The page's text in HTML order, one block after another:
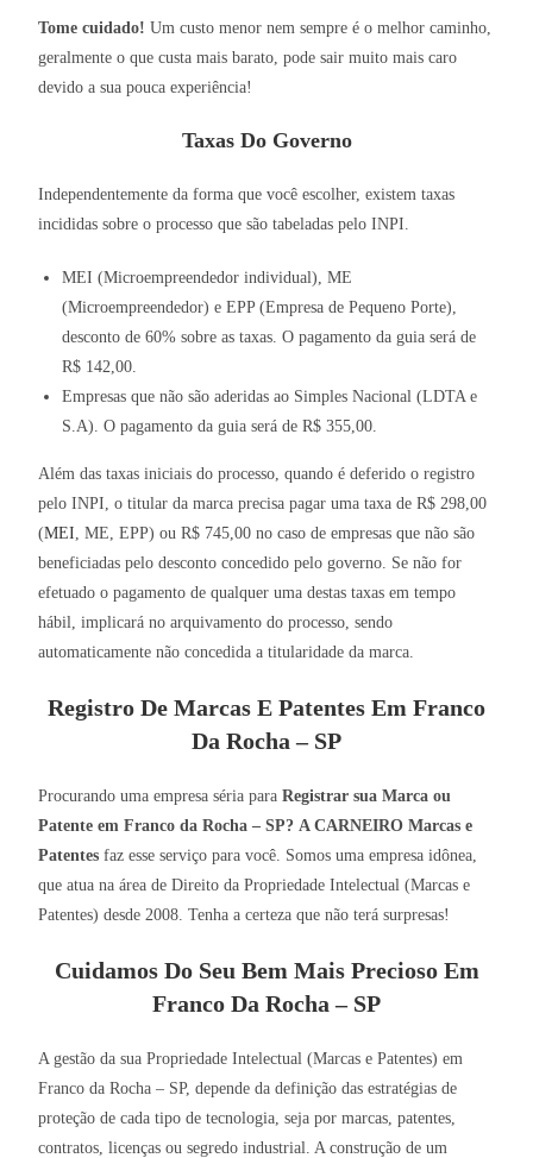
Tome cuidado! Um custo menor nem sempre é o melhor caminho,
geralmente o que custa mais barato, pode sair muito mais caro
devido a sua pouca experiência!
Taxas Do Governo
Independentemente da forma que você escolher, existem taxas
incididas sobre o processo que são tabeladas pelo INPI.
MEI (Microempreendedor individual), ME
(Microempreendedor) e EPP (Empresa de Pequeno Porte),
desconto de 60% sobre as taxas. O pagamento da guia será de
R$ 142,00.
Empresas que não são aderidas ao Simples Nacional (LDTA e
S.A). O pagamento da guia será de R$ 355,00.
Além das taxas iniciais do processo, quando é deferido o registro
pelo INPI, o titular da marca precisa pagar uma taxa de R$ 298,00
(MEI, ME, EPP) ou R$ 745,00 no caso de empresas que não são
beneficiadas pelo desconto concedido pelo governo. Se não for
efetuado o pagamento de qualquer uma destas taxas em tempo
hábil, implicará no arquivamento do processo, sendo
automaticamente não concedida a titularidade da marca.
Registro De Marcas E Patentes Em Franco
Da Rocha – SP
Procurando uma empresa séria paraRegistrar sua Marca ou
Patente em Franco da Rocha – SP? A CARNEIRO Marcas e
Patentes faz esse serviço para você. Somos uma empresa idônea,
que atua na área de Direito da Propriedade Intelectual (Marcas e
Patentes) desde 2008. Tenha a certeza que não terá surpresas!
Cuidamos Do Seu Bem Mais Precioso Em
Franco Da Rocha – SP
A gestão da sua Propriedade Intelectual (Marcas e Patentes) em
Franco da Rocha – SP, depende da definição das estratégias de
proteção de cada tipo de tecnologia, seja por marcas, patentes,
contratos, licenças ou segredo industrial. A construção de um